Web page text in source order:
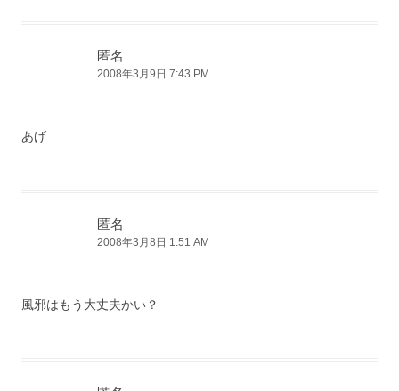
匿名
2008年3月9日 7:43 PM
あげ
匿名
2008年3月8日 1:51 AM
風邪はもう大丈夫かい？